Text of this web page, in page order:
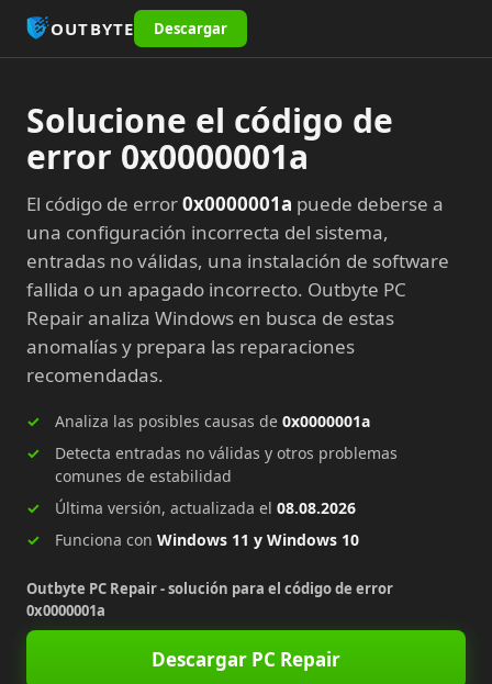
OUTBYTE Descargar
Solucione el código de
error 0x0000001a
El código de error0x0000001a puede deberse a
una configuración incorrecta del sistema,
entradas no válidas, una instalación de software
fallida o un apagado incorrecto. Outbyte PC
Repair analiza Windows en busca de estas
anomalías y prepara las reparaciones
recomendadas.
Analiza las posibles causas de 0x0000001a
Detecta entradas no válidas y otros problemas
comunes de estabilidad
Última versión, actualizada el 08.08.2026
Funciona con Windows 11 y Windows 10
Outbyte PC Repair - solución para el código de error
0x0000001a
Descargar PC Repair